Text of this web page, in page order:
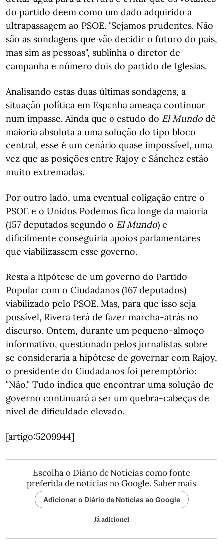
do partido deem como um dado adquirido a
ultrapassagem ao PSOE. "Sejamos prudentes. Não
são as sondagens que vão decidir o futuro do país,
mas sim as pessoas", sublinha o diretor de
campanha e número dois do partido de Iglesias.
Analisando estas duas últimas sondagens, a
situação política em Espanha ameaça continuar
num impasse. Ainda que o estudo do El Mundo dê
maioria absoluta a uma solução do tipo bloco
central, esse é um cenário quase impossível, uma
vez que as posições entre Rajoy e Sánchez estão
muito extremadas.
Por outro lado, uma eventual coligação entre o
PSOE e o Unidos Podemos fica longe da maioria
(157 deputados segundo o El Mundo) e
dificilmente conseguiria apoios parlamentares
que viabilizassem esse governo.
Resta a hipótese de um governo do Partido
Popular com o Ciudadanos (167 deputados)
viabilizado pelo PSOE. Mas, para que isso seja
possível, Rivera terá de fazer marcha-atrás no
discurso. Ontem, durante um pequeno-almoço
informativo, questionado pelos jornalistas sobre
se consideraria a hipótese de governar com Rajoy,
o presidente do Ciudadanos foi peremptório:
"Não." Tudo indica que encontrar uma solução de
governo continuará a ser um quebra-cabeças de
nível de dificuldade elevado.
[artigo:5209944]
Escolha o Diário de Notícias como fonte
preferida de notícias no Google. Saber mais
Adicionar o Diário de Notícias ao Google
Já adicionei